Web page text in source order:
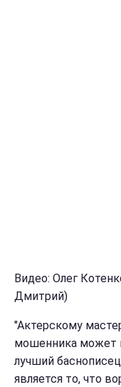
Видео: Олег
Дмитрий)
"Актерскому
мошенника может
лучший
является то, что